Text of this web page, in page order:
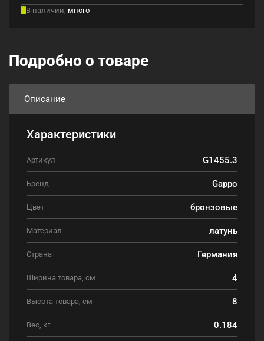
В наличии, много
Подробно о товаре
Описание
Характеристики
Артикул G1455.3
Бренд Gappo
Цвет бронзовые
Материал латунь
Страна Германия
Ширина товара, см 4
Высота товара, см 8
Вес, кг 0.184